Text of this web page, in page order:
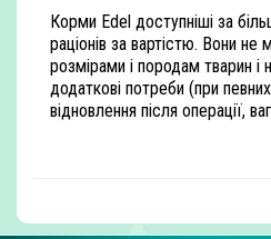
Корми Edel доступніші за
раціонів за вартістю. Вони не
розмірами і породам тварин і
додаткові потреби (при
відновлення після операції,